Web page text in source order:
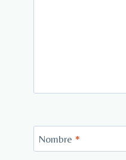
Nombre *